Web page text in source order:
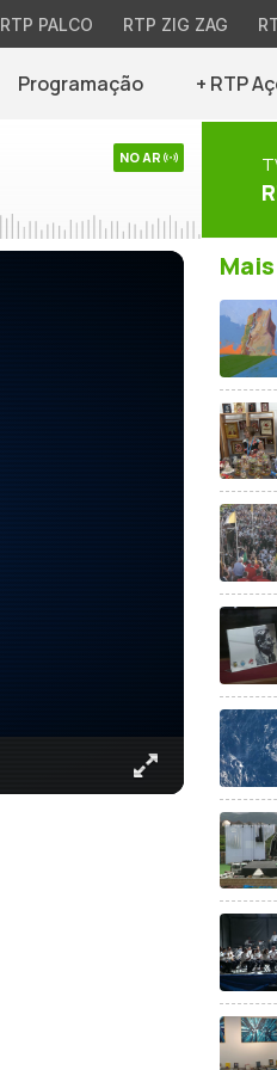
RTP PALCO RTP ZIG ZAG
Programação + RTP
NO AR